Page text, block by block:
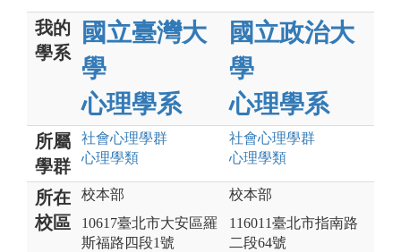
我的
學系
國立臺灣大
學
心理學系
國立政治大
學
心理學系
所屬
學群
社會心理學群
心理學類
社會心理學群
心理學類
所在
校區
校本部
10617臺北市大安區羅
斯福路四段1號
校本部
116011臺北市指南路
二段64號